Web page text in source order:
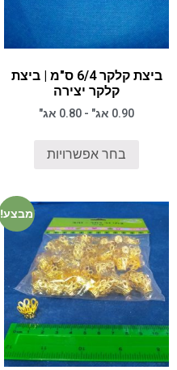
ביצת קלקר 6/4 ס"מ | ביצת
קלקר יצירה
0.90 אג" - 0.80 אג"
בחר אפשרויות
מבצע!